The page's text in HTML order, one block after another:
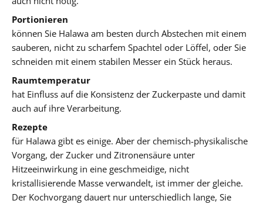
Portionieren
können Sie Halawa am besten durch Abstechen mit einem
sauberen, nicht zu scharfem Spachtel oder Löffel, oder Sie
schneiden mit einem stabilen Messer ein Stück heraus.
Raumtemperatur
hat Einfluss auf die Konsistenz der Zuckerpaste und damit
auch auf ihre Verarbeitung.
Rezepte
für Halawa gibt es einige. Aber der chemisch-physikalische
Vorgang, der Zucker und Zitronensäure unter
Hitzeeinwirkung in eine geschmeidige, nicht
kristallisierende Masse verwandelt, ist immer der gleiche.
Der Kochvorgang dauert nur unterschiedlich lange, Sie